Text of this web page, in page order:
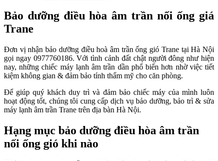
Bảo dưỡng điều hòa âm trần nối ống giá
Trane
Đơn vị nhận bảo dưỡng điều hoà âm trần ống gió Trane tại Hà Nội
gọi ngay 0977760186. Với tình cảnh đất chật người đông như hiện
nay, những chiếc máy lạnh âm trần dần phổ biến hơn nhờ việc tiết
kiệm không gian & đảm bảo tính thẩm mỹ cho căn phòng.
Để giúp quý khách duy trì và đảm bảo chiếc máy của mình luôn
hoạt động tốt, chúng tôi cung cấp dịch vụ bảo dưỡng, bảo trì & sửa
máy lạnh âm trần Trane trên địa bàn Hà Nội.
Hạng mục bảo dưỡng điều hòa âm trần
nối ống gió khi nào